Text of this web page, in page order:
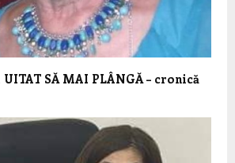
UITAT SĂ MAI PLÂNGĂ – cronică